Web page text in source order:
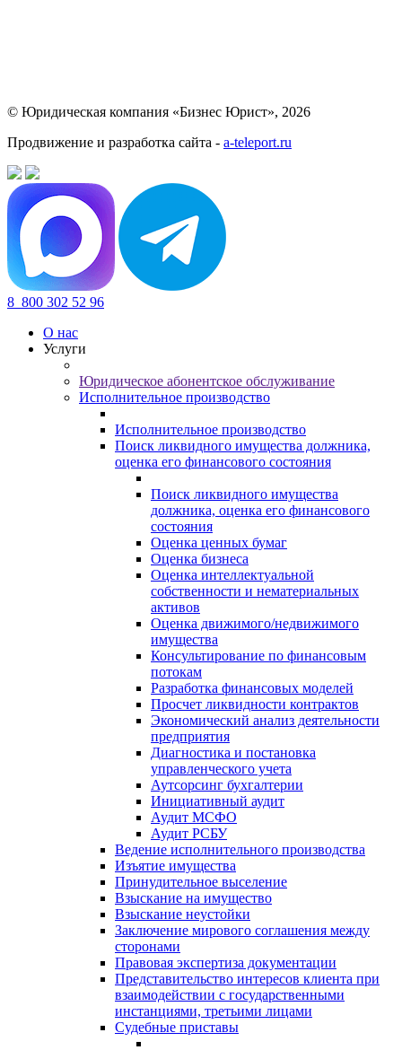
© Юридическая компания «Бизнес Юрист», 2026
Продвижение и разработка сайта - a-teleport.ru
8 800 302 52 96
О нас
Услуги
Юридическое абонентское обслуживание
Исполнительное производство
Исполнительное производство
Поиск ликвидного имущества должника,
оценка его финансового состояния
Поиск ликвидного имущества
должника, оценка его финансового
состояния
Оценка ценных бумаг
Оценка бизнеса
Оценка интеллектуальной
собственности и нематериальных
активов
Оценка движимого/недвижимого
имущества
Консультирование по финансовым
потокам
Разработка финансовых моделей
Просчет ликвидности контрактов
Экономический анализ деятельности
предприятия
Диагностика и постановка
управленческого учета
Аутсорсинг бухгалтерии
Инициативный аудит
Аудит МСФО
Аудит РСБУ
Ведение исполнительного производства
Изъятие имущества
Принудительное выселение
Взыскание на имущество
Взыскание неустойки
Заключение мирового соглашения между
сторонами
Правовая экспертиза документации
Представительство интересов клиента при
взаимодействии с государственными
инстанциями, третьими лицами
Судебные приставы